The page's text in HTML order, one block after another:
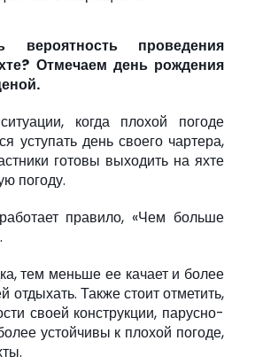
вероятность проведения
Отмечаем день рождения
когда плохой погоде
уступать день своего чартера,
готовы выходить на яхте
погоду.
правило, «Чем больше
тем меньше ее качает и более
отдыхать. Также стоит отметить,
своей конструкции, парусно-
устойчивы к плохой погоде,